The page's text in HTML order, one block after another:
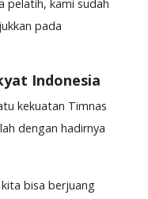
pelatih, kami sudah
pada
Indonesia
kekuatan Timnas
dengan hadirnya
bisa berjuang